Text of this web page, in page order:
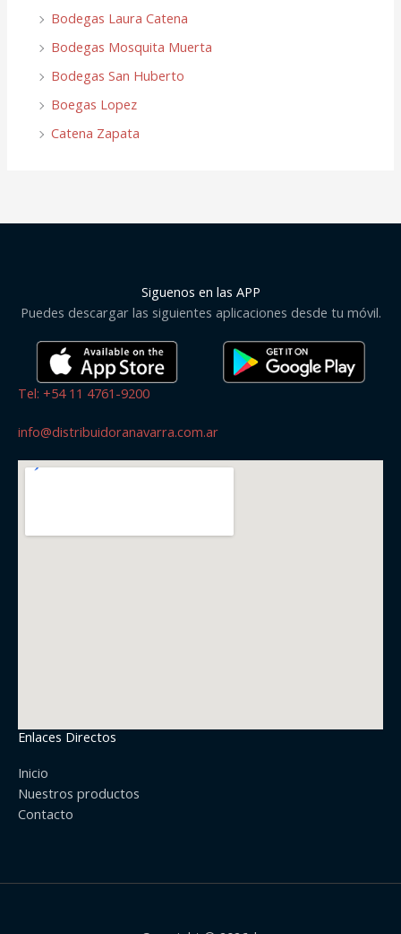
Bodegas Laura Catena
Bodegas Mosquita Muerta
Bodegas San Huberto
Boegas Lopez
Catena Zapata
Siguenos en las APP
Puedes descargar las siguientes aplicaciones desde tu móvil.
Tel: +54 11 4761-9200
info@distribuidoranavarra.com.ar
Enlaces Directos
Inicio
Nuestros productos
Contacto